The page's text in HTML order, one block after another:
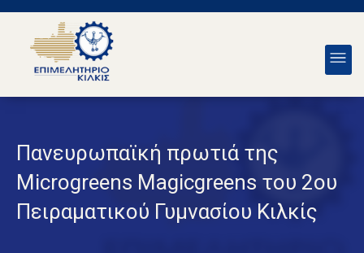
Πανευρωπαϊκή πρωτιά της
Microgreens Magicgreens του 2ου
Πειραματικού Γυμνασίου Κιλκίς